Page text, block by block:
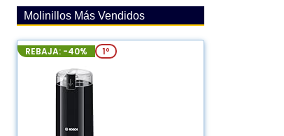
Molinillos Más Vendidos
REBAJA: -40% 1º